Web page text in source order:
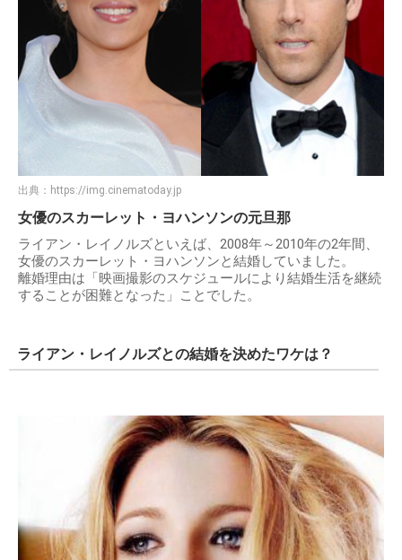
出典： https://img.cinematoday.jp
女優のスカーレット・ヨハンソンの元旦那
ライアン・レイノルズといえば、2008年～2010年の2年間、
女優のスカーレット・ヨハンソンと結婚していました。
離婚理由は「映画撮影のスケジュールにより結婚生活を継続
することが困難となった」ことでした。
ライアン・レイノルズとの結婚を決めたワケは？